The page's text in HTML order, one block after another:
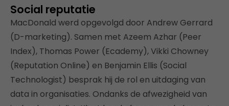
Social reputatie
MacDonald werd opgevolgd door Andrew Gerrard
(D-marketing). Samen met Azeem Azhar (Peer
Index), Thomas Power (Ecademy), Vikki Chowney
(Reputation Online) en Benjamin Ellis (Social
Technologist) besprak hij de rol en uitdaging van
data in organisaties. Ondanks de afwezigheid van